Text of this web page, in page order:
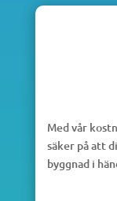
Med vår
säker på att
byggnad i